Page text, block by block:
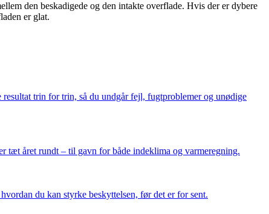
den beskadigede og den intakte overflade. Hvis der er dybere
er glat.
trin for trin, så du undgår fejl, fugtproblemer og unødige
tæt året rundt – til gavn for både indeklima og varmeregning.
du kan styrke beskyttelsen, før det er for sent.